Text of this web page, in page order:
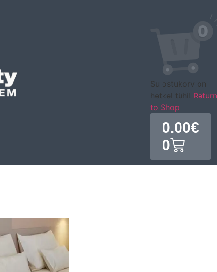
Su ostukorv on
hetkel tühi! Return
to Shop
0.00€
0